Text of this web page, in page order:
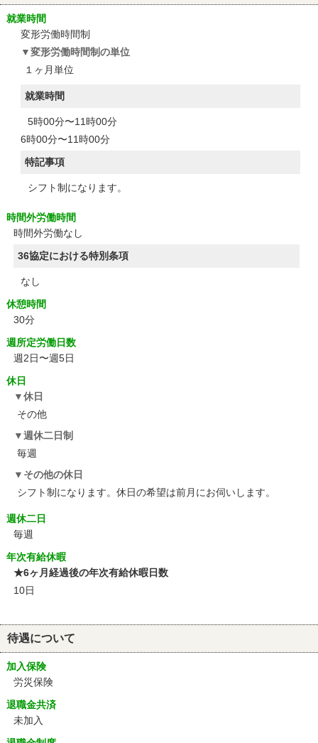
就業時間
変形労働時間制
変形労働時間制の単位
１ヶ月単位
就業時間
5時00分〜11時00分
6時00分〜11時00分
特記事項
シフト制になります。
時間外労働時間
時間外労働なし
36協定における特別条項
なし
休憩時間
30分
週所定労働日数
週2日〜週5日
休日
休日
その他
週休二日制
毎週
その他の休日
シフト制になります。休日の希望は前月にお伺いします。
週休二日
毎週
年次有給休暇
★6ヶ月経過後の年次有給休暇日数
10日
待遇について
加入保険
労災保険
退職金共済
未加入